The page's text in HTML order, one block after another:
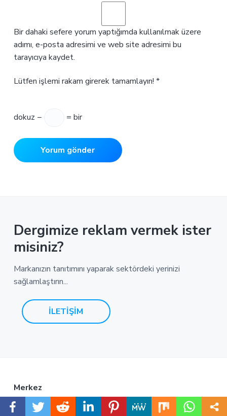
Bir dahaki sefere yorum yaptığımda kullanılmak üzere
adımı, e-posta adresimi ve web site adresimi bu
tarayıcıya kaydet.
Lütfen işlemi rakam girerek tamamlayın! *
dokuz − = bir
Dergimize reklam vermek ister
misiniz?
Markanızın tanıtımını yaparak sektördeki yerinizi
sağlamlaştırın...
İLETİŞİM
F Merkez
İdealtepe Mahallesi Denizciler Sokak